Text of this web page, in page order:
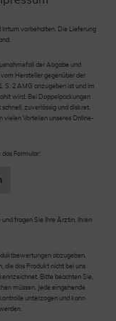
vorbehalten. Die Lieferung
der Abgabe und
Hersteller gegenüber der
S. 2 AMG anzugeben ist und im
wird. Bei Doppelpackungen
zuverlässig und diskret.
vielen Vorteilen unseres Online-
Formular:
fragen Sie Ihre Ärztin, Ihren
abzugeben.
die das Produkt nicht bei uns
Bitte beachten Sie,
müssen. Jede eingehende
unterzogen und kann